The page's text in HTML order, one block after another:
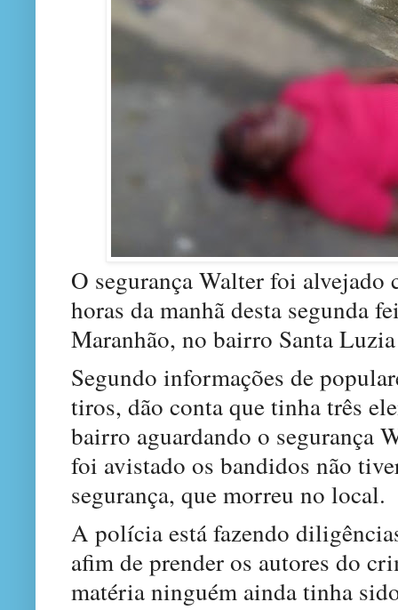
O segurança Walter foi
horas da manhã desta segunda
Maranhão, no bairro Santa
Segundo informações de
tiros, dão conta que tinha três
bairro aguardando o segurança
foi avistado os bandidos não
segurança, que morreu no local.
A polícia está fazendo
afim de prender os autores do
matéria ninguém ainda tinha